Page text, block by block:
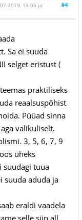
#4
2019, 13:05 ja
Sa ei suuda
selget eristust (
praktiliseks
reaalsuspõhist
Püüad sinna
valikuliselt.
3, 5, 6, 7, 9
üheks
suudagi tuua
suuda aduda ja
eraldi vaadela
selle siin all